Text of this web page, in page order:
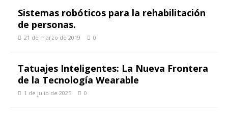
Sistemas robóticos para la rehabilitación
de personas.
21 de marzo de 2019 0
Tatuajes Inteligentes: La Nueva Frontera
de la Tecnología Wearable
1 de julio de 2025 0